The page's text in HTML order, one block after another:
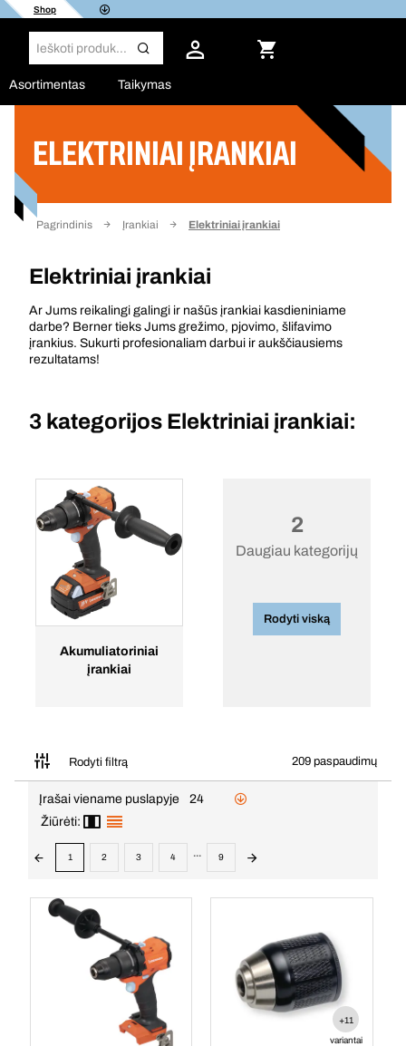
Shop
Asortimentas Taikymas
ELEKTRINIAI ĮRANKIAI
Pagrindinis Įrankiai Elektriniai įrankiai
Elektriniai įrankiai
Ar Jums reikalingi galingi ir našūs įrankiai kasdieniniame
darbe? Berner tieks Jums grežimo, pjovimo, šlifavimo
įrankius. Sukurti profesionaliam darbui ir aukščiausiems
rezultatams!
3 kategorijos Elektriniai įrankiai:
Akumuliatoriniai
įrankiai
2
Daugiau kategorijų
Rodyti viską
Rodyti filtrą 209 paspaudimų
Filtras
Įrašai viename puslapyje
24
Žiūrėti:
1 2 3 4 ... 9
+11
variantai